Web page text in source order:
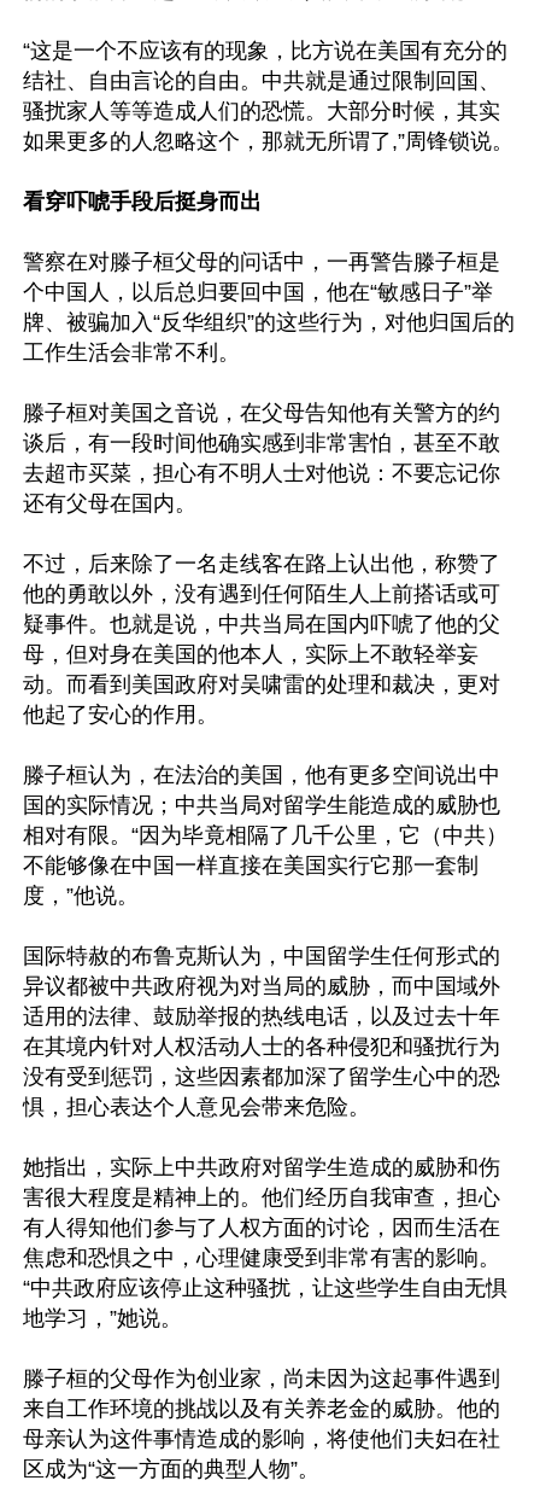
“这是一个不应该有的现象，比方说在美国有充分的
结社、自由言论的自由。中共就是通过限制回国、
骚扰家人等等造成人们的恐慌。大部分时候，其实
如果更多的人忽略这个，那就无所谓了,”周锋锁说。
看穿吓唬手段后挺身而出
警察在对滕子桓父母的问话中，一再警告滕子桓是
个中国人，以后总归要回中国，他在“敏感日子”举
牌、被骗加入“反华组织”的这些行为，对他归国后的
工作生活会非常不利。
滕子桓对美国之音说，在父母告知他有关警方的约
谈后，有一段时间他确实感到非常害怕，甚至不敢
去超市买菜，担心有不明人士对他说：不要忘记你
还有父母在国内。
不过，后来除了一名走线客在路上认出他，称赞了
他的勇敢以外，没有遇到任何陌生人上前搭话或可
疑事件。也就是说，中共当局在国内吓唬了他的父
母，但对身在美国的他本人，实际上不敢轻举妄
动。而看到美国政府对吴啸雷的处理和裁决，更对
他起了安心的作用。
滕子桓认为，在法治的美国，他有更多空间说出中
国的实际情况；中共当局对留学生能造成的威胁也
相对有限。“因为毕竟相隔了几千公里，它（中共）
不能够像在中国一样直接在美国实行它那一套制
度，”他说。
国际特赦的布鲁克斯认为，中国留学生任何形式的
异议都被中共政府视为对当局的威胁，而中国域外
适用的法律、鼓励举报的热线电话，以及过去十年
在其境内针对人权活动人士的各种侵犯和骚扰行为
没有受到惩罚，这些因素都加深了留学生心中的恐
惧，担心表达个人意见会带来危险。
她指出，实际上中共政府对留学生造成的威胁和伤
害很大程度是精神上的。他们经历自我审查，担心
有人得知他们参与了人权方面的讨论，因而生活在
焦虑和恐惧之中，心理健康受到非常有害的影响。
“中共政府应该停止这种骚扰，让这些学生自由无惧
地学习，”她说。
滕子桓的父母作为创业家，尚未因为这起事件遇到
来自工作环境的挑战以及有关养老金的威胁。他的
母亲认为这件事情造成的影响，将使他们夫妇在社
区成为“这一方面的典型人物”。